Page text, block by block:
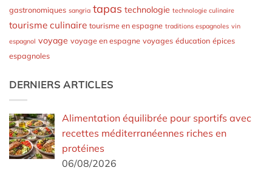
gastronomiques sangria tapas technologie technologie culinaire
tourisme culinaire tourisme en espagne traditions espagnoles vin
espagnol voyage voyage en espagne voyages éducation épices
espagnoles
DERNIERS ARTICLES
Alimentation équilibrée pour sportifs avec
recettes méditerranéennes riches en
protéines
06/08/2026